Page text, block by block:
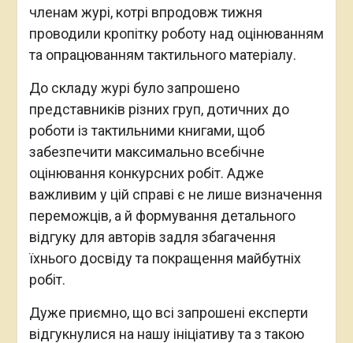
членам журі, котрі впродовж тижня
проводили кропітку роботу над оцінюванням
та опрацюванням тактильного матеріалу.
До складу журі було запрошено
представників різних груп, дотичних до
роботи із тактильними книгами, щоб
забезпечити максимально всебічне
оцінювання конкурсних робіт. Адже
важливим у цій справі є не лише визначення
переможців, а й формування детального
відгуку для авторів задля збагачення
їхнього досвіду та покращення майбутніх
робіт.
Дуже приємно, що всі запрошені експерти
відгукнулися на нашу ініціативу та з такою